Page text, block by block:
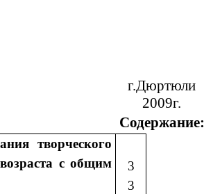
г.Дюртюли
2009г.
Содержание:
творческого
с общим
речи
3
3